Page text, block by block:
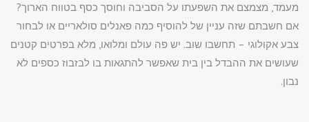
מעמד, מצמצם את השפעתו על הסביבה וחוסך כסף בטווח הארוך?
אם חשבתם שזה עניין של להוסיף כמה פאנלים סולאריים או לבחור
צבע אקולוגי – תחשבו שוב. יש פה עולם ומלואו, מלא בפרטים קטנים
שעושים את ההבדל בין בית שאפשר להתגאות בו לבזבוז כספים לא
נבון.